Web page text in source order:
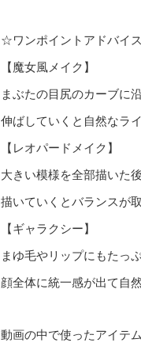
☆ワンポイントアドバイ
【魔女風メイク】
まぶたの目尻のカーブに
伸ばしていくと自然なラ
【レオパードメイク】
大きい模様を全部描いた
描いていくとバランスが
【ギャラクシー】
まゆ毛やリップにもたっ
顔全体に統一感が出て自
動画の中で使ったアイテ